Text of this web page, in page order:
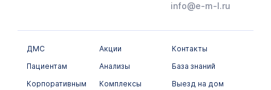
Уреаплазмоз (уреаплазмы)
Хеликобактерная инфекция (хеликобактер)
info@e-m-l.ru
ДМС
Пациентам
Корпоративным
Акции
Анализы
Комплексы
Контакты
База знаний
Выезд на дом